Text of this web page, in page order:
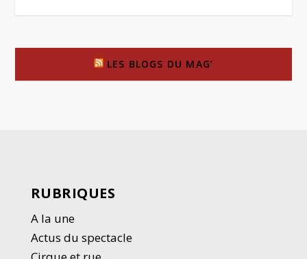
LES BLOGS DU MAG’
RUBRIQUES
A la une
Actus du spectacle